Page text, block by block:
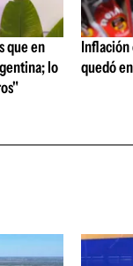
que en
lo
Inflación
quedó